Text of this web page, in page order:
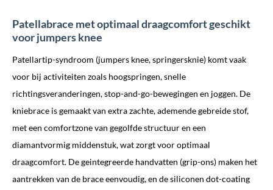
Patellabrace met optimaal draagcomfort geschikt
voor jumpers knee
Patellartip-syndroom (jumpers knee, springersknie) komt vaak
voor bij activiteiten zoals hoogspringen, snelle
richtingsveranderingen, stop-and-go-bewegingen en joggen. De
kniebrace is gemaakt van extra zachte, ademende gebreide stof,
met een comfortzone van gegolfde structuur en een
diamantvormig middenstuk, wat zorgt voor optimaal
draagcomfort. De geintegreerde handvatten (grip-ons) maken het
aantrekken van de brace eenvoudig, en de siliconen dot-coating